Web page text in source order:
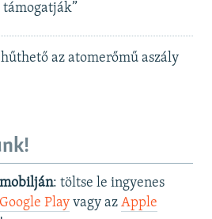
támogatják”
az atomerőmű aszály
: töltse le ingyenes
Google Playvagy az Apple